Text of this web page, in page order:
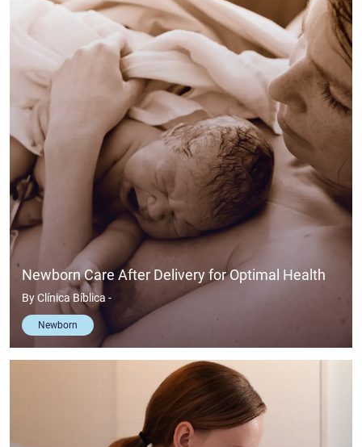
Newborn Care After Delivery for Optimal Health
ByClínica Bíblica -
Newborn